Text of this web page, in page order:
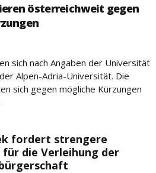
österreichweit gegen
sich nach Angaben der Universität
Alpen-Adria-Universität. Die
sich gegen mögliche Kürzungen
fordert strengere
für die Verleihung der